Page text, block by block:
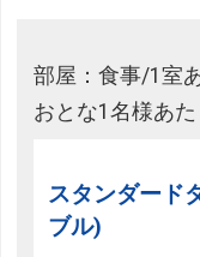
部屋：食事/1室
おとな1名様あ
スタンダード
ブル)